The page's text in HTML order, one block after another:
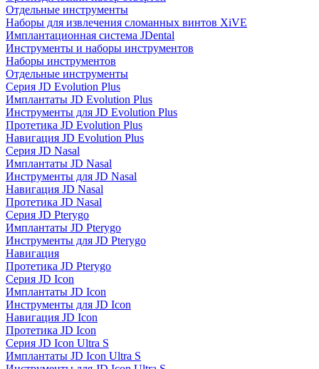
Отдельные инструменты
Наборы для извлечения сломанных винтов XiVE
Имплантационная система JDental
Инструменты и наборы инструментов
Наборы инструментов
Отдельные инструменты
Серия JD Evolution Plus
Имплантаты JD Evolution Plus
Инструменты для JD Evolution Plus
Протетика JD Evolution Plus
Навигация JD Evolution Plus
Серия JD Nasal
Имплантаты JD Nasal
Инструменты для JD Nasal
Навигация JD Nasal
Протетика JD Nasal
Серия JD Pterygo
Имплантаты JD Pterygo
Инструменты для JD Pterygo
Навигация
Протетика JD Pterygo
Серия JD Icon
Имплантаты JD Icon
Инструменты для JD Icon
Навигация JD Icon
Протетика JD Icon
Серия JD Icon Ultra S
Имплантаты JD Icon Ultra S